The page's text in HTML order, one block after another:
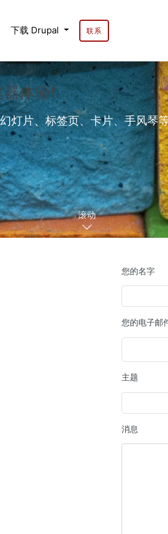
下载 Drupal 联系
体验❗
灯片、标签页、卡片、手风
滚动
您的名字
您的电子邮
主题
消息